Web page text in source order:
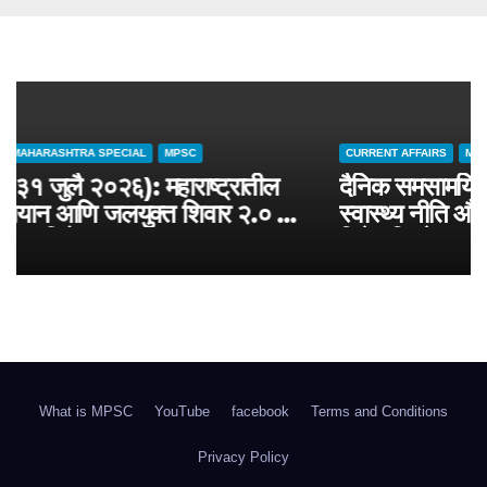
CURRENT AFFAIRS MAHARASHTRA SPECIAL MPSC
चालू घडामोडी (३१ जुलै २०२६): महाराष्ट्रातील
जलसंवर्धन अभियान आणि जलयुक्त शिवार २.० –
What is MPSC YouTube facebook Terms and Conditions
Privacy Policy